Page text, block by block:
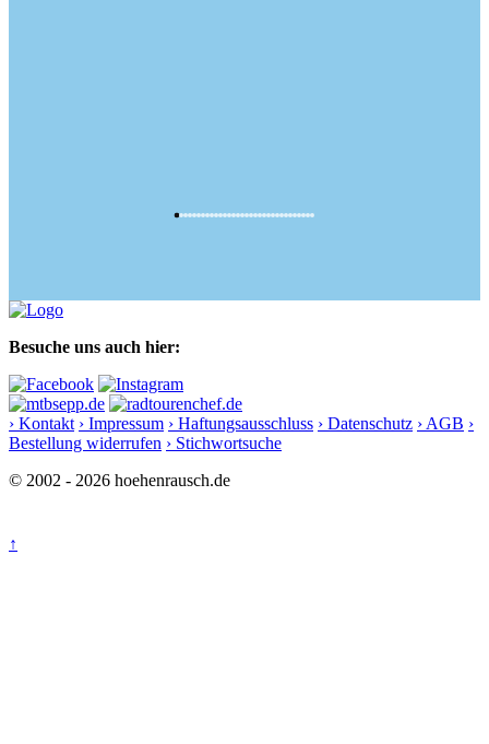
Besuche uns auch hier:
› Kontakt › Impressum › Haftungsausschluss › Datenschutz › AGB ›
Bestellung widerrufen › Stichwortsuche
© 2002 - 2026 hoehenrausch.de
↑